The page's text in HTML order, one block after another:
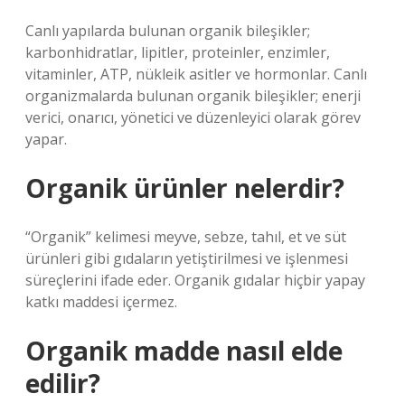
Canlı yapılarda bulunan organik bileşikler;
karbonhidratlar, lipitler, proteinler, enzimler,
vitaminler, ATP, nükleik asitler ve hormonlar. Canlı
organizmalarda bulunan organik bileşikler; enerji
verici, onarıcı, yönetici ve düzenleyici olarak görev
yapar.
Organik ürünler nelerdir?
“Organik” kelimesi meyve, sebze, tahıl, et ve süt
ürünleri gibi gıdaların yetiştirilmesi ve işlenmesi
süreçlerini ifade eder. Organik gıdalar hiçbir yapay
katkı maddesi içermez.
Organik madde nasıl elde
edilir?